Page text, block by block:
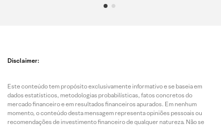
Disclaimer:
Este conteúdo tem propósito exclusivamente informativo e se baseia em
dados estatísticos, metodologias probabilísticas, fatos concretos do
mercado financeiro e em resultados financeiros apurados. Em nenhum
momento, o conteúdo desta mensagem representa opiniões pessoais ou
recomendações de investimento financeiro de qualquer natureza. Não se